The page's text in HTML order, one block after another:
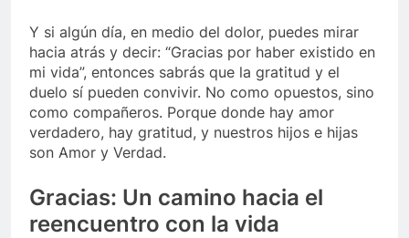
Y si algún día, en medio del dolor, puedes mirar
hacia atrás y decir: “Gracias por haber existido en
mi vida”, entonces sabrás que la gratitud y el
duelo sí pueden convivir. No como opuestos, sino
como compañeros. Porque donde hay amor
verdadero, hay gratitud, y nuestros hijos e hijas
son Amor y Verdad.
Gracias: Un camino hacia el
reencuentro con la vida